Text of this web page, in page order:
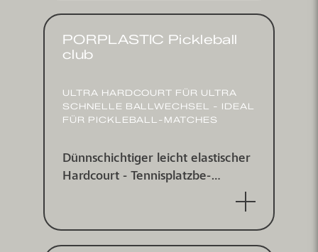
PORPLASTIC Pickleball
club
ULTRA HARDCOURT FÜR ULTRA
SCHNELLE BALL­WECHSEL - IDEAL
FÜR PICKLEBALL-MATCHES
Dünnschichtiger leicht elastischer
Hardcourt - Tennis­platz­be­
schichtungs­system für indoor und